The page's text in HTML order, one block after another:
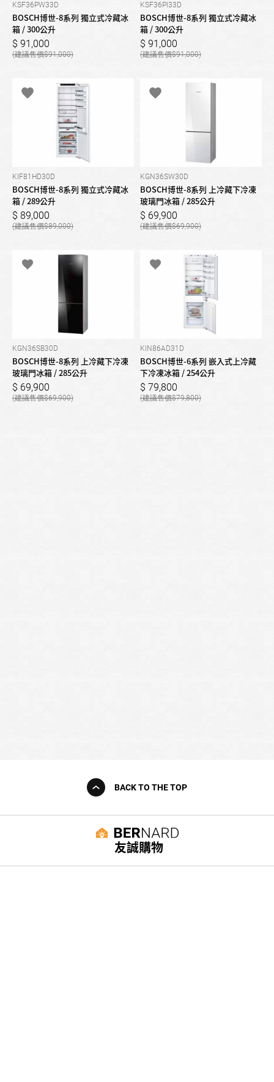
KSF36PW33D
BOSCH博世-8系列 獨立式冷藏冰
箱 / 300公升
91,000
91,000
KSF36PI33D
BOSCH博世-8系列 獨立式冷藏冰
箱 / 300公升
91,000
91,000
KIF81HD30D
BOSCH博世-8系列 獨立式冷藏冰
箱 / 289公升
89,000
89,000
KGN36SW30D
BOSCH博世-8系列 上冷藏下冷凍
玻璃門冰箱 / 285公升
69,900
69,900
KGN36SB30D
BOSCH博世-8系列 上冷藏下冷凍
玻璃門冰箱 / 285公升
69,900
69,900
KIN86AD31D
BOSCH博世-6系列 嵌入式上冷藏
下冷凍冰箱 / 254公升
79,800
79,800
BACK TO THE TOP
友誠購物